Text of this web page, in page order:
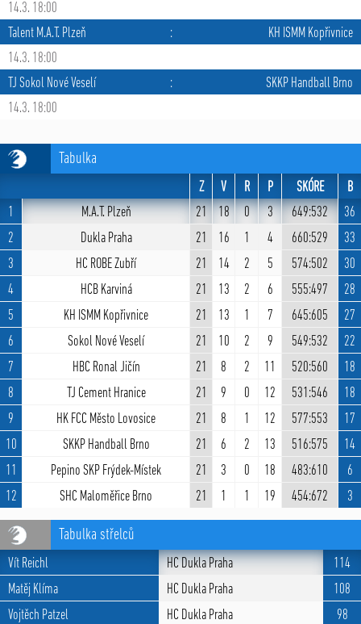
14.3. 18:00
Talent M.A.T. Plzeň
:
KH ISMM Kopřivnice
14.3. 18:00
TJ Sokol Nové Veselí
:
SKKP Handball Brno
14.3. 18:00
Tabulka
Z V R P SKÓRE
B
1
M.A.T. Plzeň 21 18 0 3 649:532
36
2
Dukla Praha 21 16 1 4 660:529
33
3
HC ROBE Zubří 21 14 2 5 574:502
30
4
HCB Karviná 21 13 2 6 555:497
28
5
KH ISMM Kopřivnice 21 13 1 7 645:605
27
6
Sokol Nové Veselí 21 10 2 9 549:532
22
7
HBC Ronal Jičín 21 8 2 11 520:560
18
8
TJ Cement Hranice 21 9 0 12 531:546
18
9
HK FCC Město Lovosice 21 8 1 12 577:553
17
10
SKKP Handball Brno 21 6 2 13 516:575
14
11
Pepino SKP Frýdek-Místek 21 3 0 18 483:610
6
12
SHC Maloměřice Brno 21 1 1 19 454:672 3
Tabulka střelců
Vít Reichl HC Dukla Praha
114
Matěj Klíma
HC Dukla Praha
108
Vojtěch Patzel
HC Dukla Praha
98